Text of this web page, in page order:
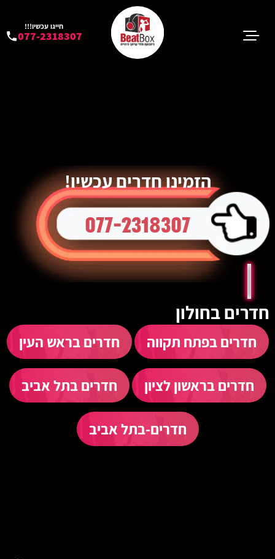
חייגו עכשיו!!!
077-2318307
הזמינו חדרים עכשיו!
077-2318307
חדרים בחולון
חדרים בפתח תקווה חדרים בראש העין
חדרים בראשון לציון חדרים בתל אביב
חדרים-בתל אביב